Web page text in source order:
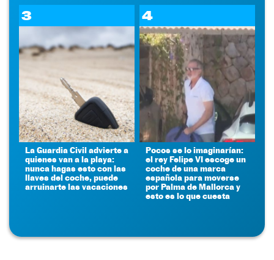
3
La Guardia Civil advierte a
quienes van a la playa:
nunca hagas esto con las
llaves del coche, puede
arruinarte las vacaciones
4
Pocos se lo imaginarían:
el rey Felipe VI escoge un
coche de una marca
española para moverse
por Palma de Mallorca y
esto es lo que cuesta